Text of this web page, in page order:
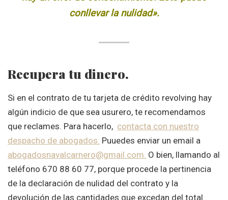
conllevar la nulidad».
Recupera tu dinero.
Si en el contrato de tu tarjeta de crédito revolving hay
algún indicio de que sea usurero, te recomendamos
que reclames. Para hacerlo, contacta con nuestro
despacho de abogados. Puuedes enviar un email a
abogadosnavalcarnero@gmail.com. O bien, llamando al
teléfono 670 88 60 77, porque procede la pertinencia
de la declaración de nulidad del contrato y la
devolución de las cantidades que excedan del total